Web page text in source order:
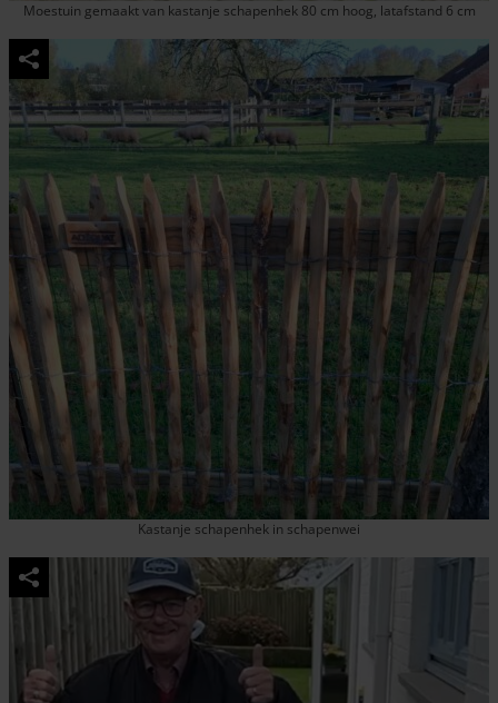
Moestuin gemaakt van kastanje schapenhek 80 cm hoog, latafstand 6 cm
Kastanje schapenhek in schapenwei